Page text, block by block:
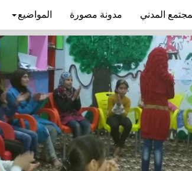
المدني مدونة مصورة المواضيع